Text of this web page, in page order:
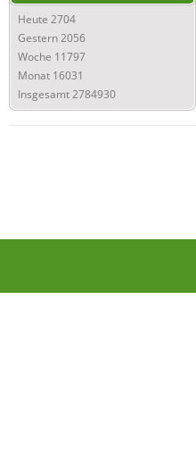
Heute 2704
Gestern2056
Woche 11797
Monat 16031
Insgesamt2784930